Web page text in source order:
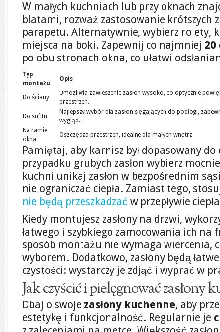
W małych kuchniach lub przy oknach
blatami, rozważ zastosowanie krótszych
parapetu. Alternatywnie, wybierz rolety,
miejsca na boki. Zapewnij co najmniej 20
po obu stronach okna, co ułatwi
Typ
montażu
Opis
Do ściany
Umożliwia zawieszenie zasłon wysoko, co optycznie
przestrzeń.
Do sufitu
Najlepszy wybór dla zasłon sięgających do podłogi,
wygląd.
Na ramie
okna
Oszczędza przestrzeń, idealne dla małych wnętrz.
Pamiętaj, aby karnisz był dopasowany
przypadku grubych zasłon wybierz
kuchni unikaj zasłon w bezpośrednim
nie ograniczać ciepła. Zamiast tego,
nie będą przeszkadzać w przepływie
Kiedy montujesz zasłony na drzwi,
łatwego i szybkiego zamocowania ich na
sposób montażu nie wymaga wiercenia,
wyborem. Dodatkowo, zasłony będą
czystości: wystarczy je zdjąć i wyprać w
Jak czyścić i pielęgnować zasłony
Dbaj o swoje zasłony kuchenne, aby
estetykę i funkcjonalność. Regularnie je